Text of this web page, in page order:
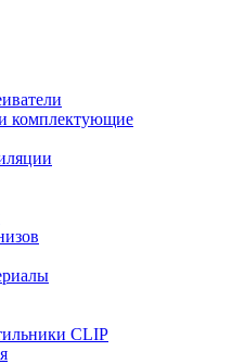
комплектующие
CLIP